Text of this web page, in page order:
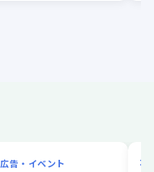
告・イベント 不